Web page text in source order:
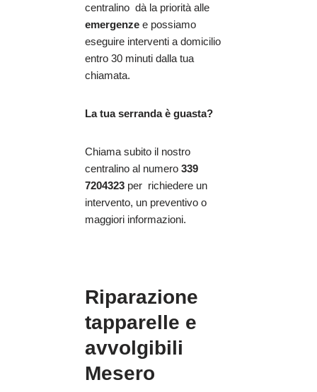
centralino dà la priorità alle
emergenze e possiamo
eseguire interventi a domicilio
entro 30 minuti dalla tua
chiamata.
La tua serranda è guasta?
Chiama subito il nostro
centralino al numero 339
7204323 per richiedere un
intervento, un preventivo o
maggiori informazioni.
Riparazione
tapparelle e
avvolgibili
Mesero